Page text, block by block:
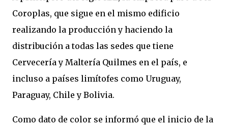
Coroplas, que sigue en el mismo edificio
realizando la producción y haciendo la
distribución a todas las sedes que tiene
Cervecería y Maltería Quilmes en el país, e
incluso a países limítofes como Uruguay,
Paraguay, Chile y Bolivia.
Como dato de color se informó que el inicio de la